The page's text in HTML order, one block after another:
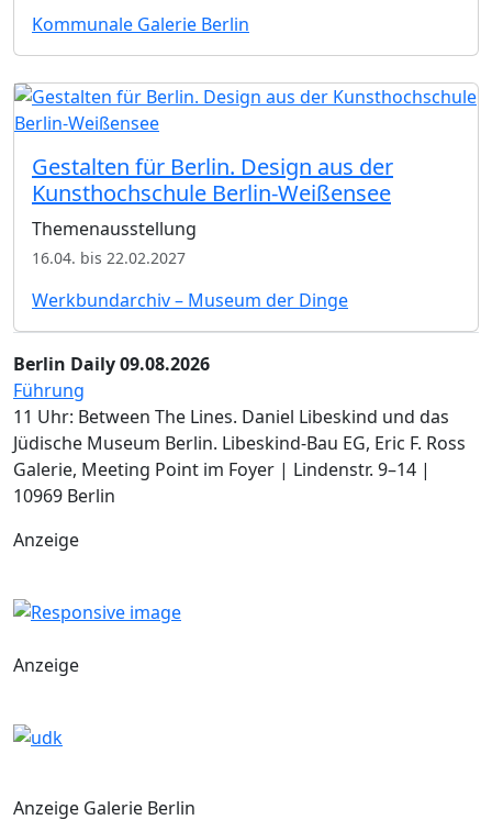
Kommunale Galerie Berlin
Gestalten für Berlin. Design aus der
Kunsthochschule Berlin-Weißensee
Themenausstellung
16.04. bis 22.02.2027
Werkbundarchiv – Museum der Dinge
Berlin Daily 09.08.2026
Führung
11 Uhr: Between The Lines. Daniel Libeskind und das
Jüdische Museum Berlin.­ Libeskind-Bau EG, Eric F. Ross
Galerie, Meeting Point im Foyer | Lindenstr. 9–14 |
10969 Berlin
Anzeige
Anzeige
Anzeige Galerie Berlin